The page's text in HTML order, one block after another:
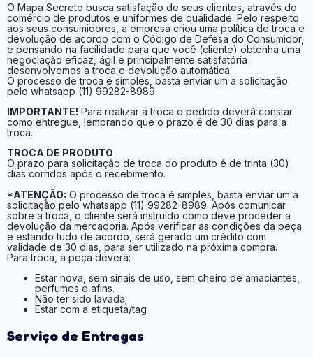
O Mapa Secreto busca satisfação de seus clientes, através do
comércio de produtos e uniformes de qualidade. Pelo respeito
aos seus consumidores, a empresa criou uma política de troca e
devolução de acordo com o Código de Defesa do Consumidor,
e pensando na facilidade para que você (cliente) obtenha uma
negociação eficaz, ágil e principalmente satisfatória
desenvolvemos a troca e devolução automática.
O processo de troca é simples, basta enviar um a solicitação
pelo whatsapp (11) 99282-8989.
IMPORTANTE! Para realizar a troca o pedido deverá constar
como entregue, lembrando que o prazo é de 30 dias para a
troca.
TROCA DE PRODUTO
O prazo para solicitação de troca do produto é de trinta (30)
dias corridos após o recebimento.
*ATENÇÃO: O processo de troca é simples, basta enviar um a
solicitação pelo whatsapp (11) 99282-8989. Após comunicar
sobre a troca, o cliente será instruído como deve proceder a
devolução da mercadoria. Após verificar as condições da peça
e estando tudo de acordo, será gerado um crédito com
validade de 30 dias, para ser utilizado na próxima compra.
Para troca, a peça deverá:
Estar nova, sem sinais de uso, sem cheiro de amaciantes,
perfumes e afins.
Não ter sido lavada;
Estar com a etiqueta/tag
Serviço de Entregas